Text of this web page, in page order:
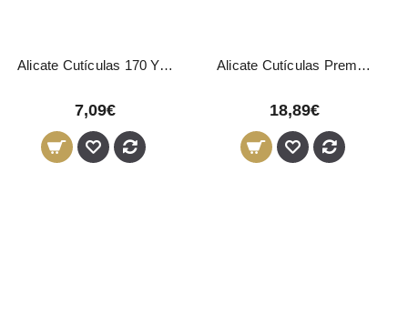
Alicate Cutículas 170 Yahari Ackermann
7,09€
Alicate Cutículas Premium 11,8 cm - 3 mm
18,89€